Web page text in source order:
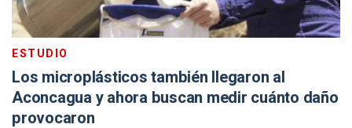
ESTUDIO
Los microplásticos también llegaron al
Aconcagua y ahora buscan medir cuánto daño
provocaron